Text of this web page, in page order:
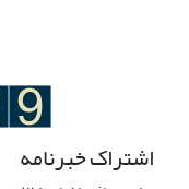
اشتراک خبرنامه